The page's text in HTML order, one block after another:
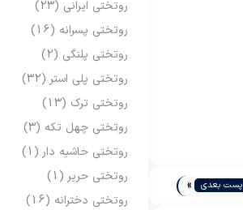
پست بعدی »
روتختی ایرانی (23)
روتختی پسرانه (16)
روتختی پلنگی (2)
روتختی پلی استر (32)
روتختی ترک (13)
روتختی چهل تکه (3)
روتختی حاشیه دار (1)
روتختی حریر (1)
روتختی دخترانه (16)